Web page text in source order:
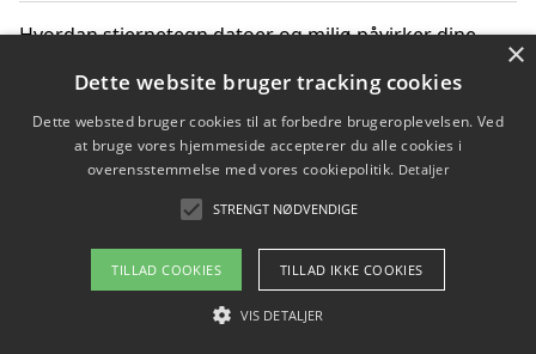
Hvordan stjernetegn datoer og miljø påvirker dine
Bæredygtige gadgets til en grønnere hverdag
Om / kontakt
Blog Betingelser
×
Dette website bruger tracking cookies
Dette websted bruger cookies til at forbedre brugeroplevelsen. Ved
at bruge vores hjemmeside accepterer du alle cookies i
overensstemmelse med vores cookiepolitik. Detaljer
STRENGT NØDVENDIGE
TILLAD COOKIES TILLAD IKKE COOKIES
VIS DETALJER